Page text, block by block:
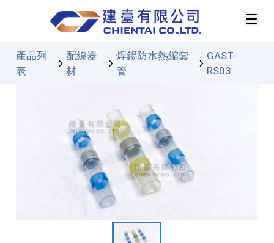
產品列
表
配線器
材
焊錫防水熱縮套
管
GAST-
RS03